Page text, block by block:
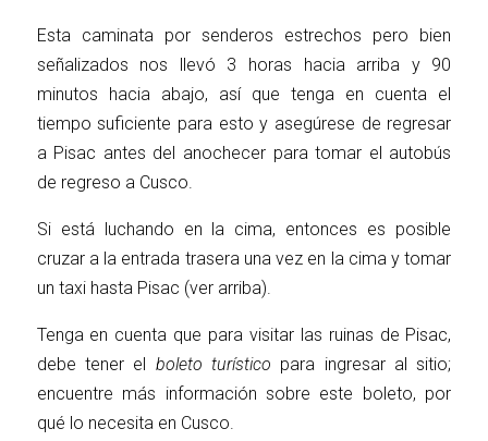
Esta caminata por senderos estrechos pero bien
señalizados nos llevó 3 horas hacia arriba y 90
minutos hacia abajo, así que tenga en cuenta el
tiempo suficiente para esto y asegúrese de regresar
a Pisac antes del anochecer para tomar el autobús
de regreso a Cusco.
Si está luchando en la cima, entonces es posible
cruzar a la entrada trasera una vez en la cima y tomar
un taxi hasta Pisac (ver arriba).
Tenga en cuenta que para visitar las ruinas de Pisac,
debe tener el boleto turístico para ingresar al sitio;
encuentre más información sobre este boleto, por
qué lo necesita en Cusco.